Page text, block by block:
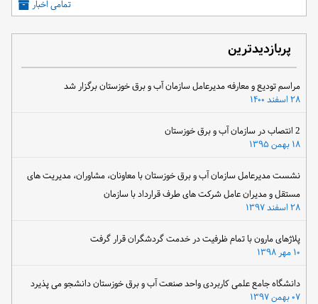
تمامی اخبار
پربازدیدترین
مراسم تودیع و معارفه مدیرعامل سازمان آب و برق خوزستان برگزار شد
۲۸ اسفند ۱۴۰۰
۱۸ بهمن ۱۳۹۵
نشست مدیرعامل سازمان آب و برق خوزستان با معاونان، مشاوران، مدیریت های
مستقل و مدیران عامل شرکت های طرف قرارداد با سازمان
۲۸ اسفند ۱۳۹۷
پلاژهای مارون با تمام ظرفیت در خدمت گردشگران قرار گرفت
دانشگاه جامع علمی کاربردی واحد صنعت آب و برق خوزستان دانشجو می پذیرد
۰۷ بهمن ۱۳۹۷